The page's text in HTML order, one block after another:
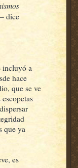
– dice
incluyó a
hace
que se ve
que ya
es